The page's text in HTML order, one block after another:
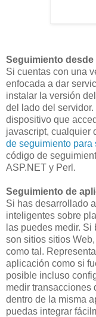
Seguimiento
Si cuentas con una
enfocada a dar
instalar la versión
del lado del servidor.
dispositivo que
javascript, cualquier
de seguimiento para
código de
ASP.NET y Perl.
Seguimiento de
Si has desarrollado
inteligentes sobre
las puedes medir.
son sitios sitios
como tal.
aplicación como si
posible incluso
medir transacciones
dentro de la misma
puedas integrar